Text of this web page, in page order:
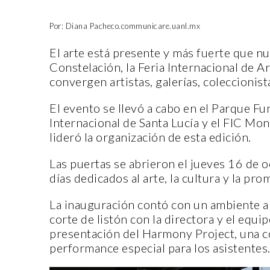
Por: Diana Pacheco.communicare.uanl.mx
El arte está presente y más fuerte que
Constelación, la Feria Internacional de
convergen artistas, galerías,
El evento se llevó a cabo en el Parque
Internacional de Santa Lucía y el FIC
lideró la organización de esta edición.
Las puertas se abrieron el jueves 16 de
días dedicados al arte, la cultura y la
La inauguración contó con un ambiente
corte de listón con la directora y el
presentación del Harmony Project, una
performance especial para los asistentes.